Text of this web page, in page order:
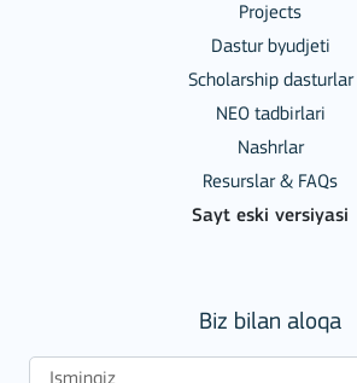
Projects
Dastur byudjeti
Scholarship dasturlar
NEO tadbirlari
Nashrlar
Resurslar & FAQs
Sayt eski versiyasi
Biz bilan aloqa